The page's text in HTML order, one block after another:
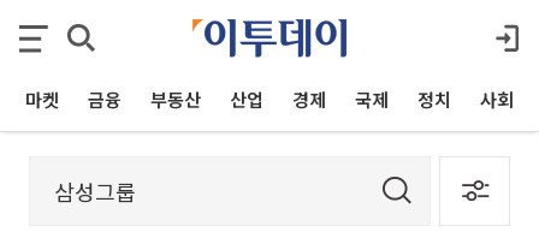
마켓 금융 부동산 산업 경제 국제 정치 사회